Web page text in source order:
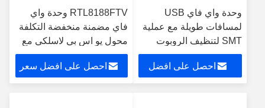
وحدة واي فاي USB
لمسافات طويلة مع عملية
SMT لتنظيف الروبوت
احصل على افضل
RTL8188FTV وحدة واي
فاي مضمنة منخفضة التكلفة
محول يو اس بي لاسلكي مع
موصل IPEX
احصل على افضل سعر